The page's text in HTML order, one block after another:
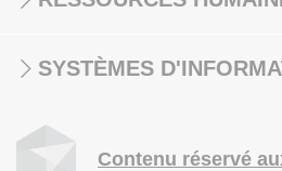
SYSTÈMES
Contenu réservé